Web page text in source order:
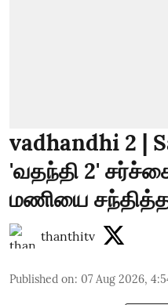
vadhandhi 2 |
'வதந்தி 2'
மணியை சந்தித்த
thanthitv
Published on: 07 Aug 2026,